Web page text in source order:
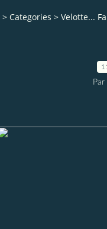
> Categories > Velotte...